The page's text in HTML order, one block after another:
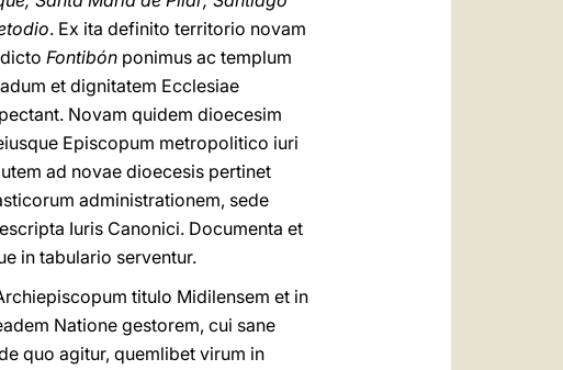
. Ex ita definito territorio novam
Fontibón ponimus ac templum
et dignitatem Ecclesiae
Novam quidem dioecesim
Episcopum metropolitico iuri
ad novae dioecesis pertinet
administrationem, sede
Iuris Canonici. Documenta et
in tabulario serventur.
titulo Midilensem et in
Natione gestorem, cui sane
quo agitur, quemlibet virum in